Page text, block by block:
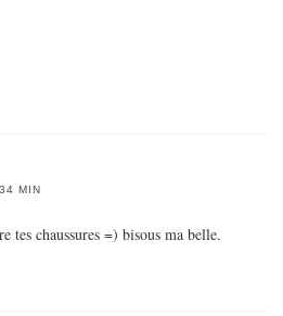
MIN
tes chaussures =) bisous ma belle.